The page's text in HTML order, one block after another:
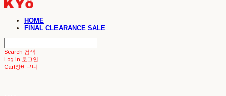
HOME
FINAL CLEARANCE SALE
Search 검색
Log In 로그인
Cart장바구니